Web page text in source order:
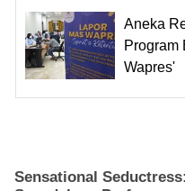
Aneka
Program
Wapres'